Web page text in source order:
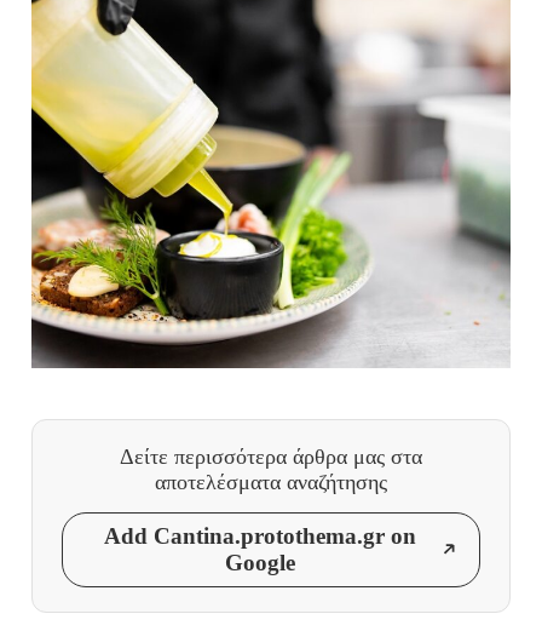
Δείτε περισσότερα άρθρα μας στα
αποτελέσματα αναζήτησης
Add Cantina.protothema.gr on
Google